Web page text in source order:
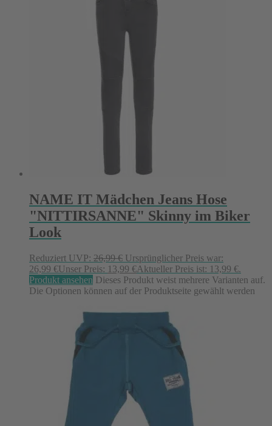
NAME IT Mädchen Jeans Hose
"NITTIRSANNE" Skinny im Biker
Look
Reduziert UVP: 26,99€ Ursprünglicher Preis war:
26,99 €Unser Preis: 13,99 €Aktueller Preis ist: 13,99 €.
Produkt ansehen Dieses Produkt weist mehrere Varianten auf.
Die Optionen können auf der Produktseite gewählt werden